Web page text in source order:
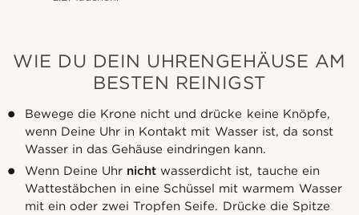
WIE DU DEIN UHRENGEHÄUSE AM
BESTEN REINIGST
Bewege die Krone nicht und drücke keine Knöpfe,
wenn Deine Uhr in Kontakt mit Wasser ist, da sonst
Wasser in das Gehäuse eindringen kann.
Wenn Deine Uhr nicht wasserdicht ist, tauche ein
Wattestäbchen in eine Schüssel mit warmem Wasser
mit ein oder zwei Tropfen Seife. Drücke die Spitze